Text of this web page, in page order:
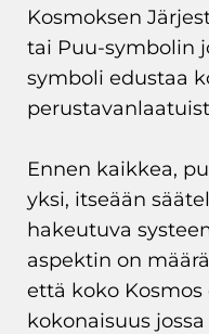
Kosmoksen
tai Puu-symbolin
symboli edustaa
Ennen kaikkea,
yksi, itseään
hakeutuva
aspektin on
että koko
kokonaisuus